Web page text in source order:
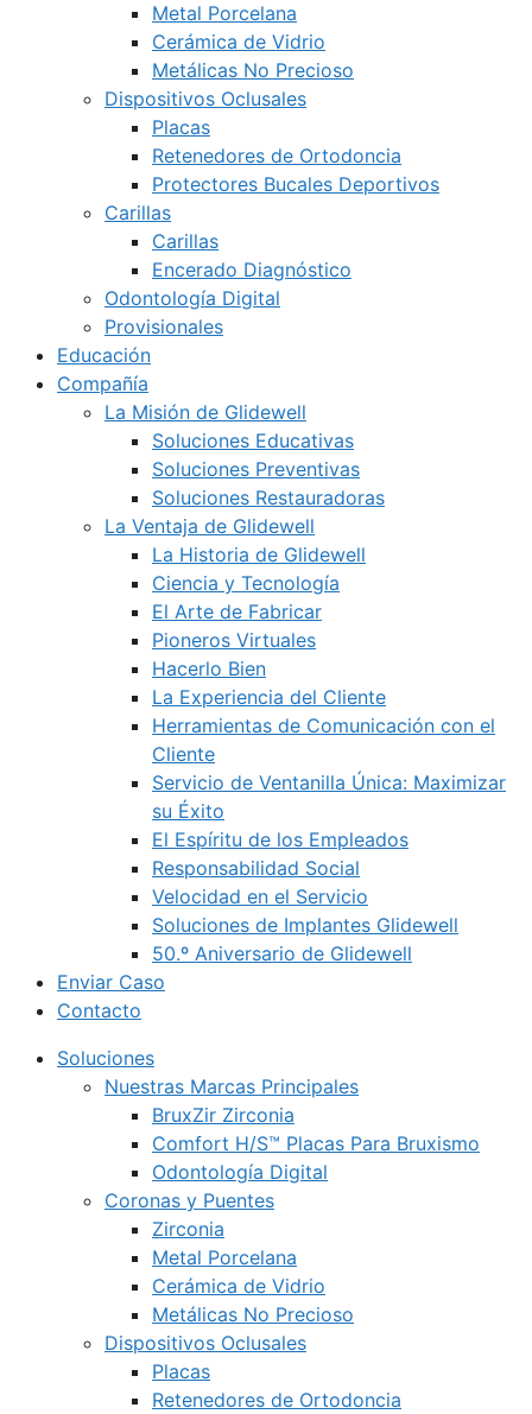
Metal Porcelana
Cerámica de Vidrio
Metálicas No Precioso
Dispositivos Oclusales
Placas
Retenedores de Ortodoncia
Protectores Bucales Deportivos
Carillas
Carillas
Encerado Diagnóstico
Odontología Digital
Provisionales
Educación
Compañía
La Misión de Glidewell
Soluciones Educativas
Soluciones Preventivas
Soluciones Restauradoras
La Ventaja de Glidewell
La Historia de Glidewell
Ciencia y Tecnología
El Arte de Fabricar
Pioneros Virtuales
Hacerlo Bien
La Experiencia del Cliente
Herramientas de Comunicación con el
Cliente
Servicio de Ventanilla Única: Maximizar
su Éxito
El Espíritu de los Empleados
Responsabilidad Social
Velocidad en el Servicio
Soluciones de Implantes Glidewell
50.º Aniversario de Glidewell
Enviar Caso
Contacto
Soluciones
Nuestras Marcas Principales
BruxZir Zirconia
Comfort H/S™ Placas Para Bruxismo
Odontología Digital
Coronas y Puentes
Zirconia
Metal Porcelana
Cerámica de Vidrio
Metálicas No Precioso
Dispositivos Oclusales
Placas
Retenedores de Ortodoncia